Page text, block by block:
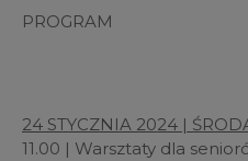
PROGRAM
24 STYCZNIA 2024 |
11.00 | Warsztaty dla